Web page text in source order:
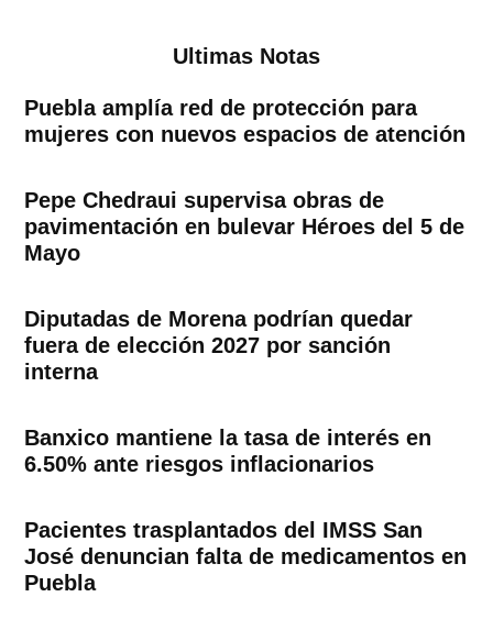
Ultimas Notas
Puebla amplía red de protección para
mujeres con nuevos espacios de atención
Pepe Chedraui supervisa obras de
pavimentación en bulevar Héroes del 5 de
Mayo
Diputadas de Morena podrían quedar
fuera de elección 2027 por sanción
interna
Banxico mantiene la tasa de interés en
6.50% ante riesgos inflacionarios
Pacientes trasplantados del IMSS San
José denuncian falta de medicamentos en
Puebla